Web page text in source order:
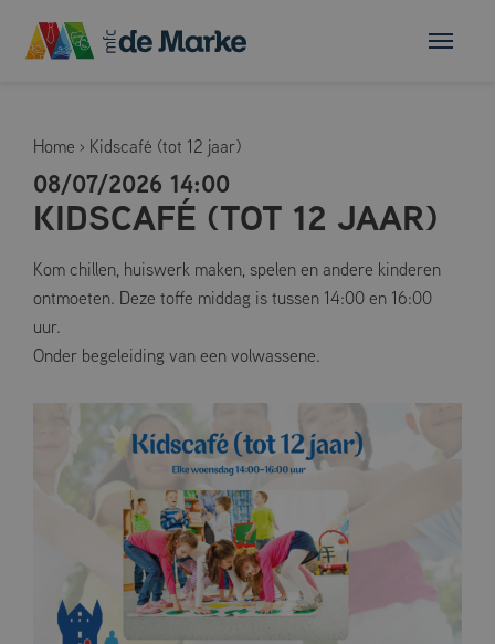
Home › Kidscafé (tot 12 jaar)
08/07/2026 14:00
KIDSCAFÉ (TOT 12 JAAR)
Kom chillen, huiswerk maken, spelen en andere kinderen
ontmoeten. Deze toffe middag is tussen 14:00 en 16:00
uur.
Onder begeleiding van een volwassene.